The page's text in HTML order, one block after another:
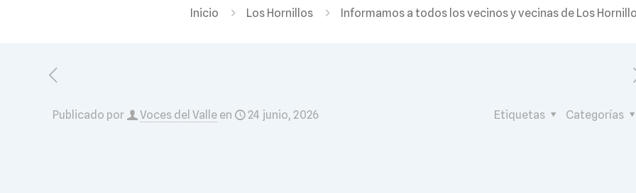
Inicio Los Hornillos Informamos a todos los vecinos y vecinas de Los
Publicado por Voces del Valle en 24 junio, 2026 Categorías
Etiquetas